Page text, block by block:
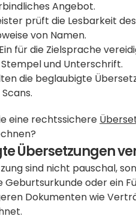
Angebot.
prüft die Lesbarkeit
von Namen.
Ein für die Zielsprache
und Unterschrift.
die beglaubigte
eine rechtssichere
Übersetzungen
sind nicht pauschal,
oder ein
Dokumenten wie